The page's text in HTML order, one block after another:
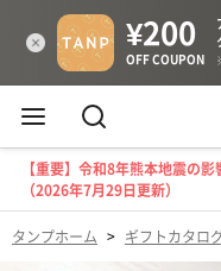
【重要】令和8年熊本地震の
（2026年7月29日更新）
タンプホーム > ギフトカタロ